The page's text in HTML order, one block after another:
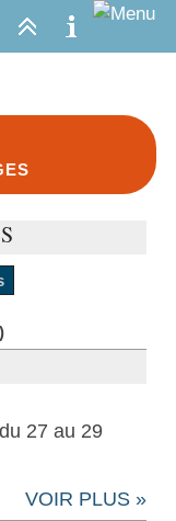
27 au 29
VOIR PLUS »